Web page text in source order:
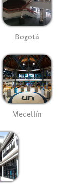
Bogotá
Medellín